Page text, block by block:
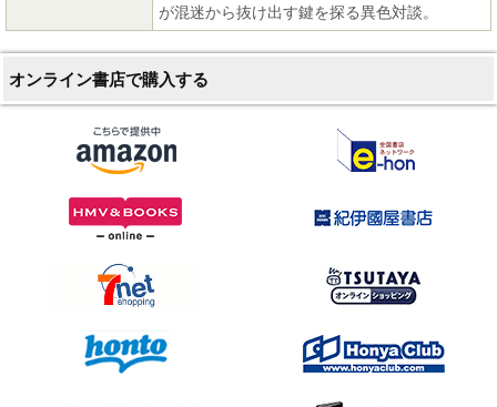
が混迷から抜け出す鍵を探る異色対談。
オンライン書店で購入する